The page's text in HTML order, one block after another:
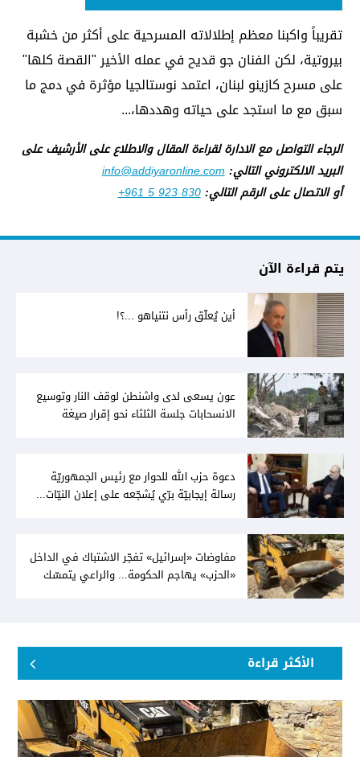
تقريباً واكبنا معظم إطلالاته المسرحية على أكثر من خشبة
بيروتية، لكن الفنان جو قديح في عمله الأخير "القصة كلها"
على مسرح كازينو لبنان، اعتمد نوستالجيا مؤثرة في دمج ما
سبق مع ما استجد على حياته وهددها،...
الرجاء التواصل مع الادارة لقراءة المقال والاطلاع على الأرشيف على
البريد الالكتروني التالي:info@addiyaronline.com
أو الاتصال على الرقم التالي:+961 5 923 830
يتم قراءة الآن
أين يُعلّق رأس نتنياهو ...؟!
عون يسعى لدى واشنطن لوقف النار وتوسيع
الانسحابات جلسة الثلثاء نحو إقرار صيغة
دعوة حزب الله للحوار مع رئيس الجمهوريّة
رسالة إيجابيّة برّي يُشجّعه على إعلان النيّات...
مفاوضات «إسرائيل» تفجّر الاشتباك في الداخل
«الحزب» يهاجم الحكومة... والراعي يتمسّك
الأكثر قراءة